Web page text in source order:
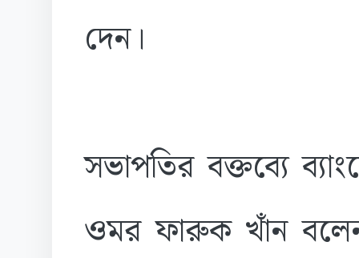
দেন।
সভাপতির বক্তব্যে
ওমর ফারুক খাঁন